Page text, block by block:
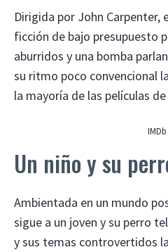
Dirigida por John Carpenter,
ficción de bajo presupuesto
aburridos y una bomba
su ritmo poco convencional
la mayoría de las películas
IMDb
Un niño y su
Ambientada en un mundo
sigue a un joven y su perro
y sus temas controvertidos